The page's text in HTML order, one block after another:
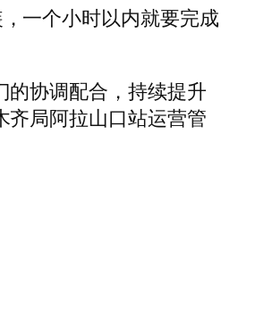
一个小时以内就要完成
的协调配合，持续提升
齐局阿拉山口站运营管